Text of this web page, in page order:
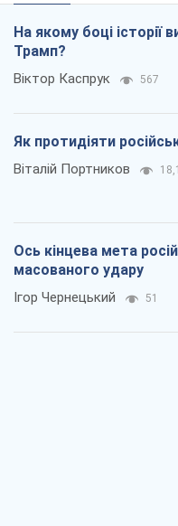
На якому боці історії
Трамп?
Віктор Каспрук 567
Як протидіяти
Віталій Портников
Ось кінцева мета
масованого удару
Ігор Чернецький 51